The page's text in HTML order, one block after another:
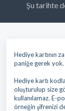
Şu tarihte
Hediye kartının
paniğe gerek yok.
Hediye kartı
oluşturulup size
kullanılamaz. E-
örneğin şifrenizi